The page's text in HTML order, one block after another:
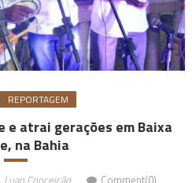
REPORTAGEM
e atrai gerações em Baixa
na Bahia